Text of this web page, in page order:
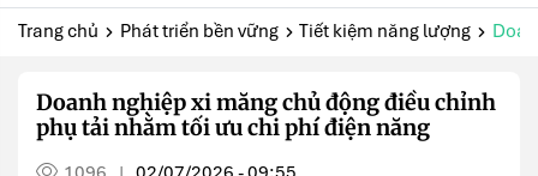
Trang chủ Phát triển bền vững Tiết kiệm năng lượng
Doanh nghiệp xi măng chủ động điều chỉnh
phụ tải nhằm tối ưu chi phí điện năng